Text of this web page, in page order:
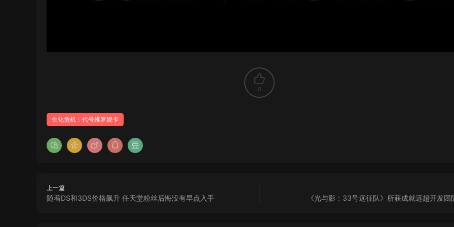
0
生化危机：代号维罗妮卡
上一篇
随着DS和3DS价格飙升 任天堂粉丝后悔没有早点入手 《光与影：33号远征队》所获成就远超开发团